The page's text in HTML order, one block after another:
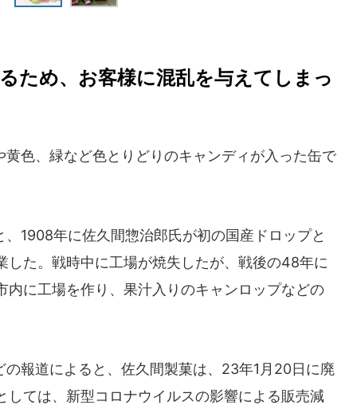
ため、お客様に混乱を与えてしまっ
色、緑など色とりどりのキャンディが入った缶で
1908年に佐久間惣治郎氏が初の国産ドロップと
した。戦時中に工場が焼失したが、戦後の48年に
内に工場を作り、果汁入りのキャンロップなどの
報道によると、佐久間製菓は、23年1月20日に廃
しては、新型コロナウイルスの影響による販売減